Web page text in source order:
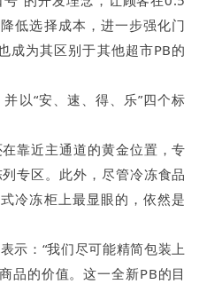
低选择成本，进一步强化门
成为其区别于其他超市PB的
以“安、速、得、乐”四个标
靠近主通道的黄金位置，专
专区。此外，尽管冷冻食品
冷冻柜上最显眼的，依然是
示：“我们尽可能精简包装上
品的价值。这一全新PB的目